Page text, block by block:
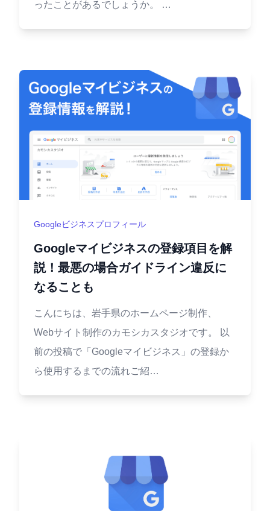
ったことがあるでしょうか。 …
Googleビジネスプロフィール
Googleマイビジネスの登録項目を解
説！最悪の場合ガイドライン違反に
なることも
こんにちは、岩手県のホームページ制作、
Webサイト制作のカモシカスタジオです。 以
前の投稿で「Googleマイビジネス」の登録か
ら使用するまでの流れご紹…